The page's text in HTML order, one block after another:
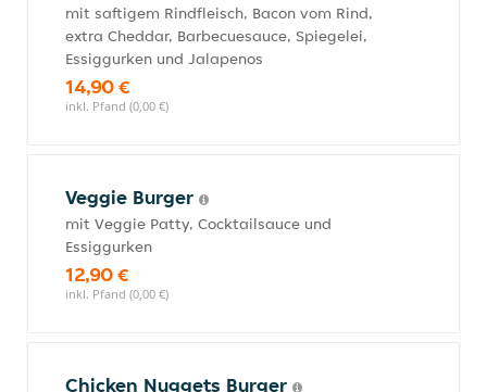
mit saftigem Rindfleisch, Bacon vom Rind,
extra Cheddar, Barbecuesauce, Spiegelei,
Essiggurken und Jalapenos
14,90 €
inkl. Pfand (0,00 €)
Veggie Burger
mit Veggie Patty, Cocktailsauce und
Essiggurken
12,90 €
inkl. Pfand (0,00 €)
Chicken Nuggets Burger